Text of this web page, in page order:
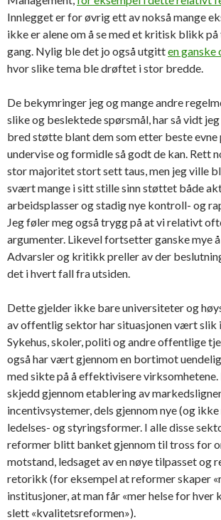
Innlegget er for øvrig ett av nokså mange
ikke er alene om å se med et kritisk blikk
gang. Nylig ble det jo også utgitten
hvor slike tema ble drøftet i stor bredde.
De bekymringer jeg og mange andre
slike og beslektede spørsmål, har så vidt
bred støtte blant dem som etter beste evne
undervise og formidle så godt de kan. Rett
stor majoritet stort sett taus, men jeg ville
svært mange i sitt stille sinn støttet både
arbeidsplasser og stadig nye kontroll- og
Jeg føler meg også trygg på at vi relativt
argumenter. Likevel fortsetter ganske mye
Advarsler og kritikk preller av der
det i hvert fall fra utsiden.
Dette gjelder ikke bare universiteter og
av offentlig sektor har situasjonen vært slik
Sykehus, skoler, politi og andre offentlige
også har vært gjennom en bortimot
med sikte på å effektivisere virksomhetene.
skjedd gjennom etablering av
incentivsystemer, dels gjennom nye (og
ledelses- og styringsformer. I alle disse
reformer blitt banket gjennom til tross for
motstand, ledsaget av en nøye tilpasset og
retorikk (for eksempel at reformer skaper
institusjoner, at man får «mer helse for hver
slett «kvalitetsreformen»).